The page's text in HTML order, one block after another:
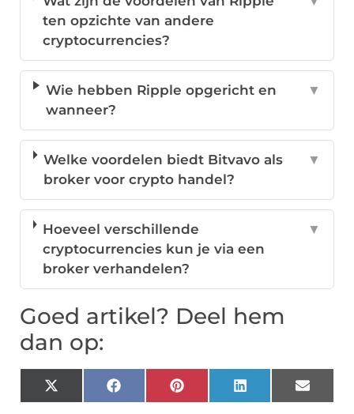
ten opzichte van andere
cryptocurrencies?
Wie hebben Ripple opgericht en
wanneer?
▼
Welke voordelen biedt Bitvavo als
broker voor crypto handel?
▼
Hoeveel verschillende
cryptocurrencies kun je via een
broker verhandelen?
▼
Goed artikel? Deel hem
dan op:
X
(Twitter)
FacebookPinterestLinkedInEmail